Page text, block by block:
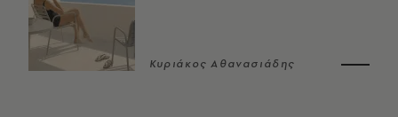
Κυριάκος Αθανασιάδης